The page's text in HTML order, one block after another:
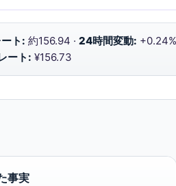
ト: 約156.94 · 24時間変動: +0.24%
ート: ¥156.73
事実